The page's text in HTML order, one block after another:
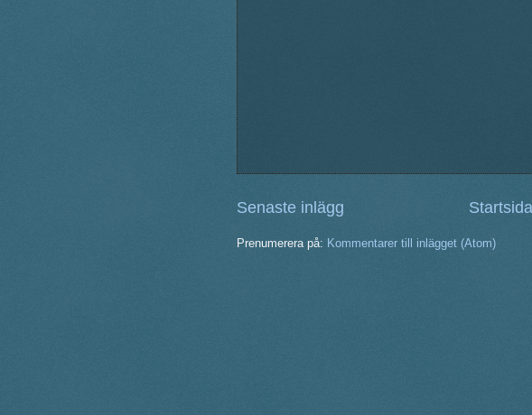
Senaste inlägg Startsida
Prenumerera på: Kommentarer till inlägget (Atom)